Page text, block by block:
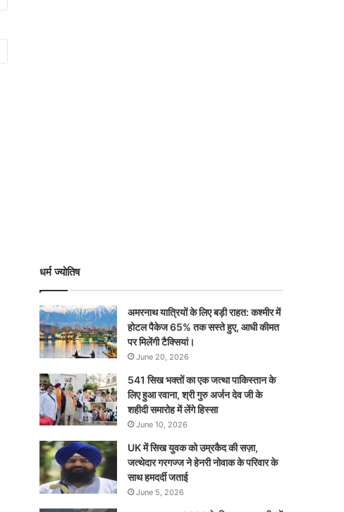
धर्म ज्योतिष
अमरनाथ यात्रियों के लिए बड़ी राहत: कश्मीर में
होटल पैकेज 65% तक सस्ते हुए, आधी कीमत
पर मिलेंगी टैक्सियां।
June 20, 2026
541 सिख भक्तों का एक जत्था पाकिस्तान के
लिए हुआ रवाना, श्री गुरु अर्जन देव जी के
शहीदी समारोह में लेंगे हिस्सा
June 10, 2026
UK में सिख युवक को उम्रकैद की सज़ा,
जत्थेदार गरगज्ज ने हेनरी नोवाक के परिवार के
साथ हमदर्दी जताई
June 5, 2026